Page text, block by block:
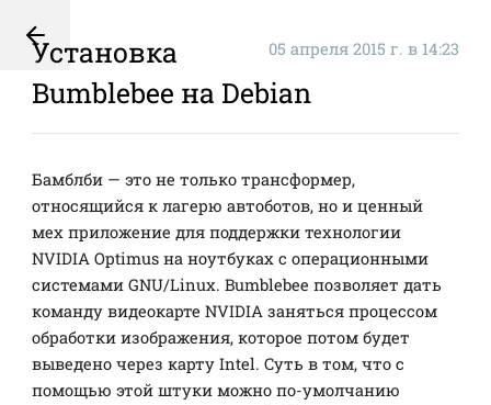
05 апреля 2015 г. в 14:23
Установка
Bumblebee на Debian
Бамблби — это не только трансформер,
относящийся к лагерю автоботов, но и ценный
мех приложение для поддержки технологии
NVIDIA Optimus на ноутбуках с операционными
системами GNU/Linux. Bumblebee позволяет дать
команду видеокарте NVIDIA заняться процессом
обработки изображения, которое потом будет
выведено через карту Intel. Суть в том, что с
помощью этой штуки можно по-умолчанию